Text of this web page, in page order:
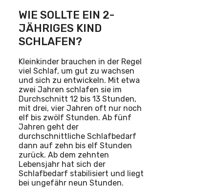
WIE SOLLTE EIN 2-
JÄHRIGES KIND
SCHLAFEN?
Kleinkinder brauchen in der Regel
viel Schlaf, um gut zu wachsen
und sich zu entwickeln. Mit etwa
zwei Jahren schlafen sie im
Durchschnitt 12 bis 13 Stunden,
mit drei, vier Jahren oft nur noch
elf bis zwölf Stunden. Ab fünf
Jahren geht der
durchschnittliche Schlafbedarf
dann auf zehn bis elf Stunden
zurück. Ab dem zehnten
Lebensjahr hat sich der
Schlafbedarf stabilisiert und liegt
bei ungefähr neun Stunden.